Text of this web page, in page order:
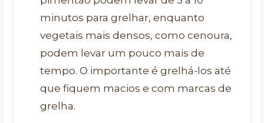
minutos para grelhar, enquanto
vegetais mais densos, como cenoura,
podem levar um pouco mais de
tempo. O importante é grelhá-los até
que fiquem macios e com marcas de
grelha.